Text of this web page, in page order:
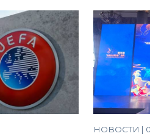
НОВОСТИ |